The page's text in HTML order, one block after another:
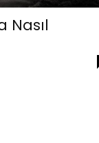
Nasıl